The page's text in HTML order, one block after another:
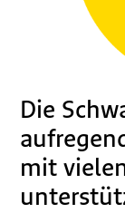
Die
mit